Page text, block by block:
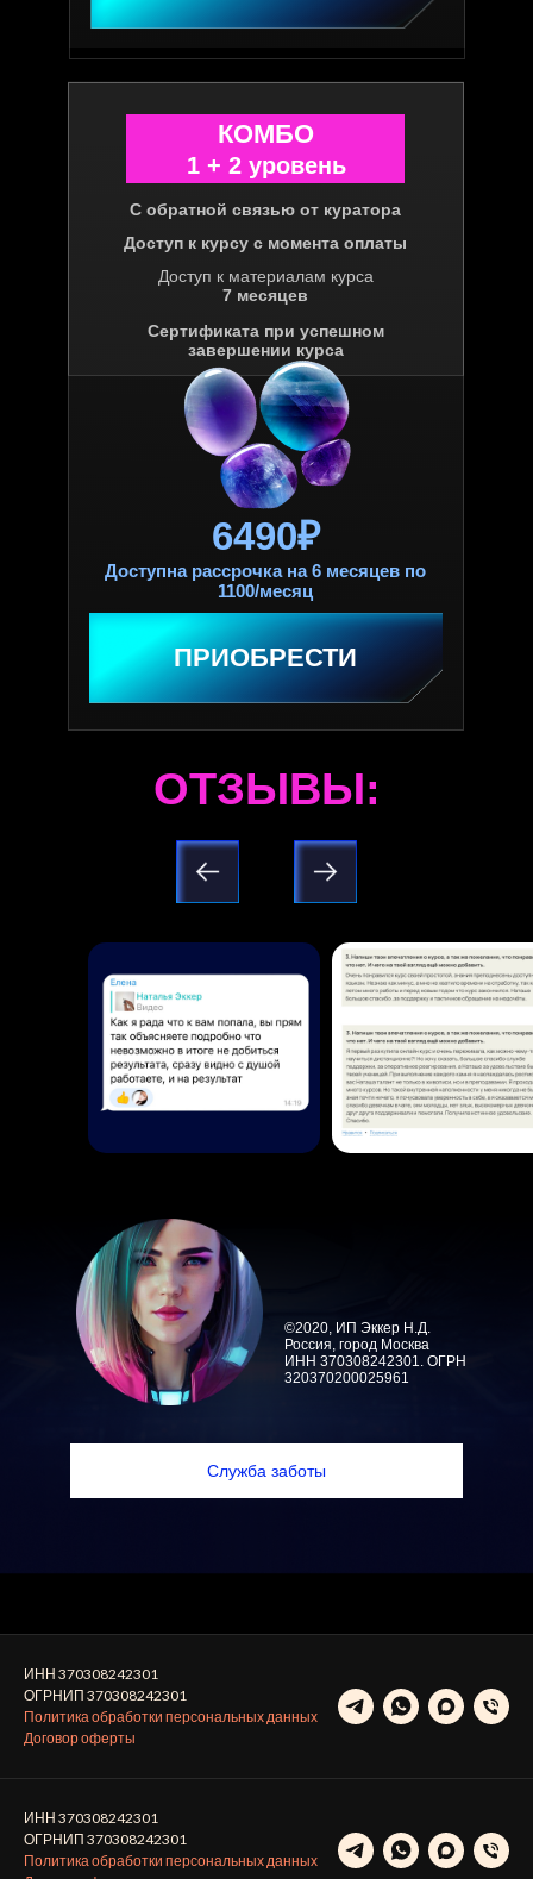
С обратной связью от куратора
Доступ к материалам курса
7 месяцев
6490₽
КОМБО
ПРИОБРЕСТИ
Доступ к курсу с момента оплаты
Сертификата при успешном
завершении курса
1 + 2 уровень
Доступна рассрочка на 6 месяцев по
1100/месяц
ОТЗЫВЫ:
Good
Служба заботы
©2020, ИП Эккер Н.Д.
Россия, город Москва
ИНН 370308242301. ОГРН
320370200025961
ИНН 370308242301
ОГРНИП 370308242301
Политика обработки персональных данных
Договор оферты
ИНН 370308242301
ОГРНИП 370308242301
Политика обработки персональных данных